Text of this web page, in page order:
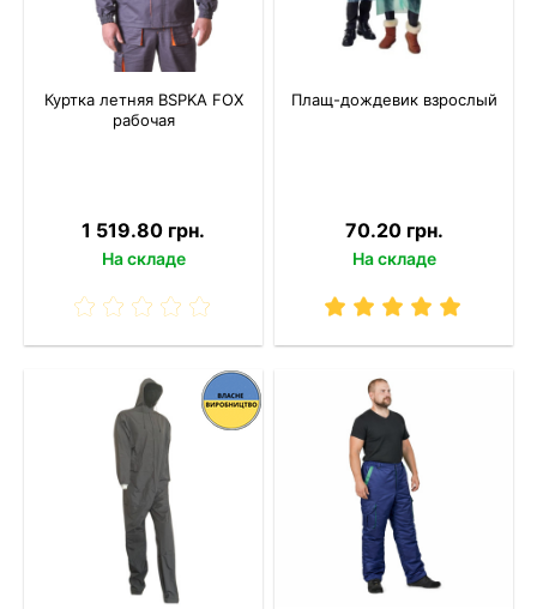
Куртка летняя BSPKA FOX
рабочая
1 519.80 грн.
На складе
Плащ-дождевик взрослый
70.20 грн.
На складе